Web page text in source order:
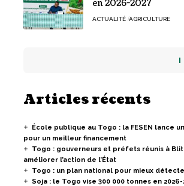
en 2026-2027
ACTUALITÉ AGRICULTURE
Articles récents
École publique au Togo : la FESEN lance
pour un meilleur financement
Togo : gouverneurs et préfets réunis à
améliorer l’action de l’État
Togo : un plan national pour mieux
Soja : le Togo vise 300 000 tonnes en 2026-